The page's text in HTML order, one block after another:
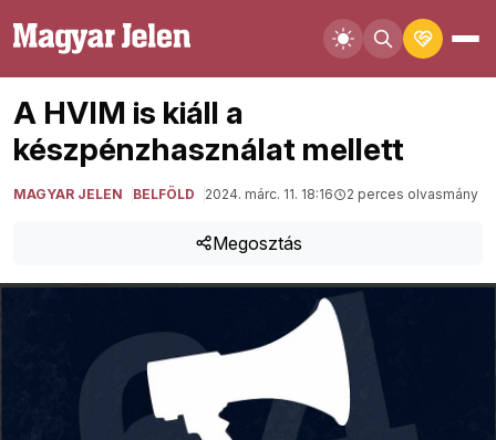
A HVIM is kiáll a
készpénzhasználat mellett
MAGYAR JELEN BELFÖLD 2024. márc. 11. 18:16 2 perces olvasmány
Megosztás